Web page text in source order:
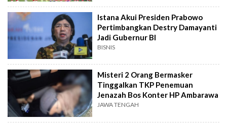
Istana Akui Presiden Prabowo
Pertimbangkan Destry Damayanti
Jadi Gubernur BI
BISNIS
Misteri 2 Orang Bermasker
Tinggalkan TKP Penemuan
Jenazah Bos Konter HP Ambarawa
JAWA TENGAH